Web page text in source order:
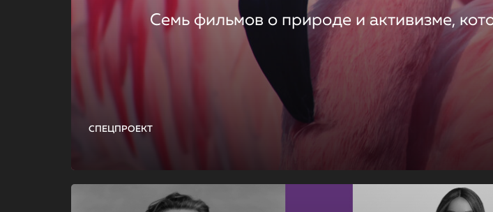
СПЕЦПРОЕКТ
Семь фильмов о природе и активизме,